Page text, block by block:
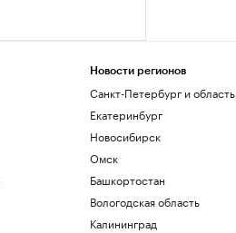
Новости регионов
Санкт-Петербург и область
Екатеринбург
Новосибирск
Омск
Башкортостан
Вологодская область
Калининград